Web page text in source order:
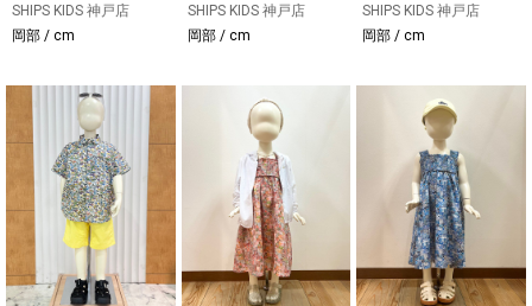
SHIPS KIDS 神戸店
岡部 / cm
SHIPS KIDS 神戸店
岡部 / cm
SHIPS KIDS 神戸店
岡部 / cm